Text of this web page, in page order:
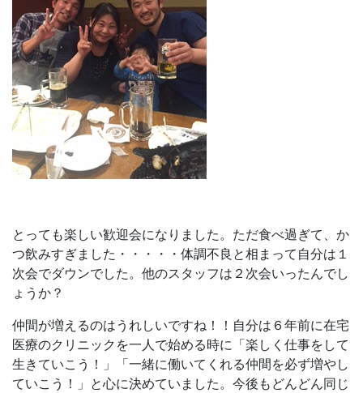
とっても楽しい歓迎会になりました。ただ食べ過ぎて、か
つ飲みすぎました・・・・・体調不良と相まって自分は１
次会でダウンでした。他のスタッフは２次会いったんでし
ょうか？
仲間が増えるのはうれしいですね！！自分は６年前に在宅
医療のクリニックを一人で始める時に「楽しく仕事をして
生きていこう！」「一緒に働いてくれる仲間を必ず増やし
ていこう！」と心に決めていました。今後もどんどん同じ